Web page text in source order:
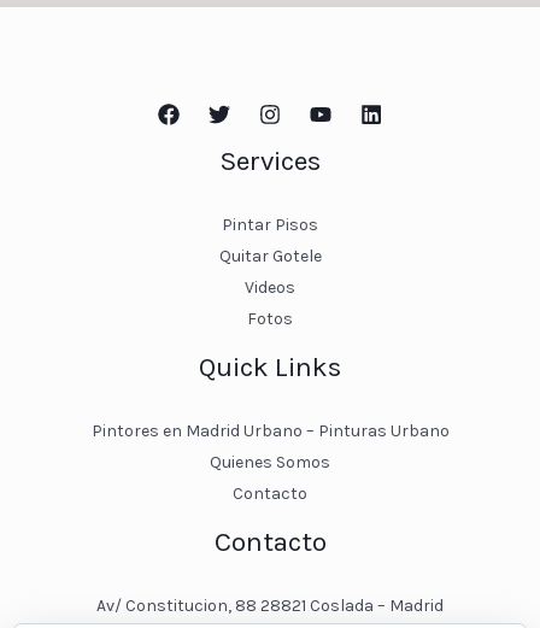
Services
Pintar Pisos
Quitar Gotele
Videos
Fotos
Quick Links
Pintores en Madrid Urbano – Pinturas Urbano
Quienes Somos
Contacto
Contacto
Av/ Constitucion, 88 28821 Coslada – Madrid